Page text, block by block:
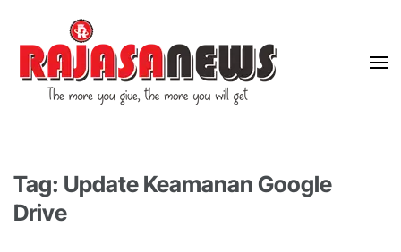
Tag: Update Keamanan Google
Drive